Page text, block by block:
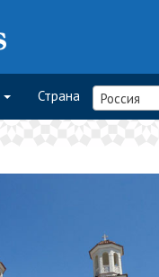
Страна Россия